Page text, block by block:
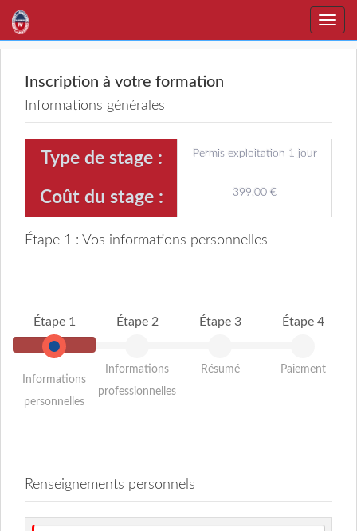
Toggle
Inscription à votre formation
Informations générales
Type de stage : Permis exploitation 1 jour
Coût du stage : 399,00 €
Étape 1 : Vos informations personnelles
Étape 1
Informations
personnelles
Étape 2
Informations
professionnelles
Étape 3
Résumé
Étape 4
Paiement
Renseignements personnels